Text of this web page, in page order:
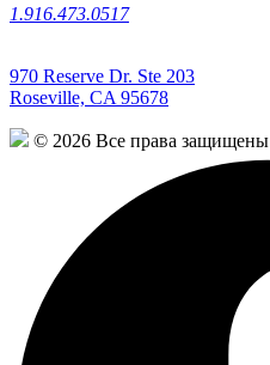
1.916.473.0517
970 Reserve Dr. Ste 203
Roseville, CA 95678
© 2026 Все права защищены